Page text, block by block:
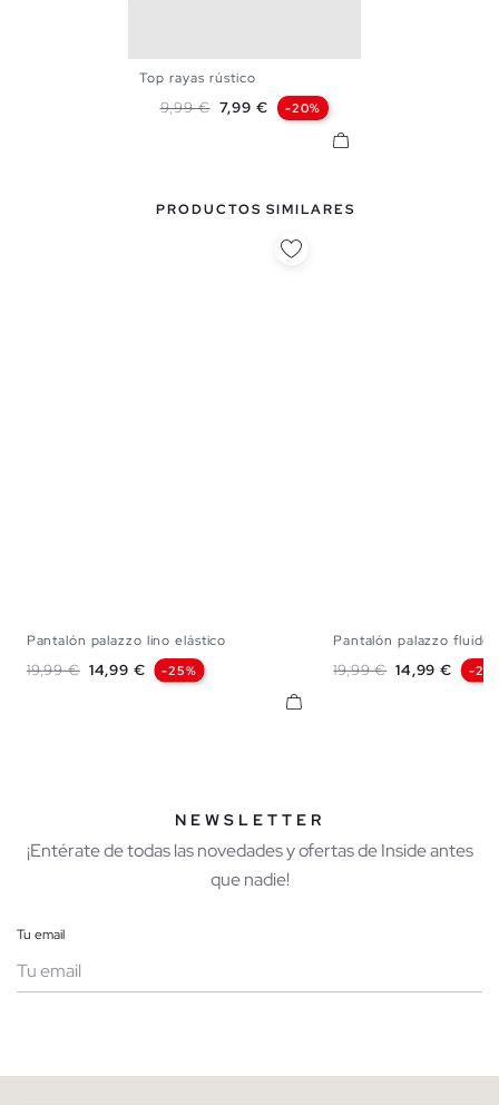
Top rayas rústico
Precio base
9,99 € Precio
7,99 € -20%
PRODUCTOS SIMILARES
Pantalón palazzo lino elástico
Precio base
19,99 € Precio
14,99 € -25%
Pantalón palazzo
Precio base
19,99 € Precio
14,99 € -
NEWSLETTER
¡Entérate de todas las novedades y ofertas de Inside antes
que nadie!
Tu email